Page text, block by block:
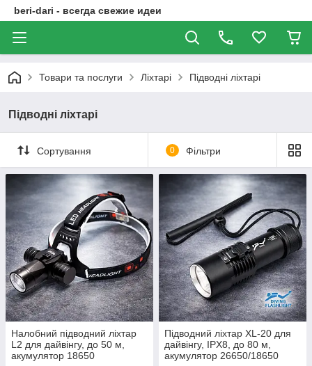
beri-dari - всегда свежие идеи
Товари та послуги Ліхтарі Підводні ліхтарі
Підводні ліхтарі
Сортування 0 Фільтри
Налобний підводний ліхтар
L2 для дайвінгу, до 50 м,
акумулятор 18650
Підводний ліхтар XL-20 для
дайвінгу, IPX8, до 80 м,
акумулятор 26650/18650